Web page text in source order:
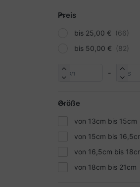
Preis
bis 25,00 €
bis 50,00 €
-
Größe
von 13cm bis 15cm
von 15cm bis
von 16,5cm bis
von 18cm bis 21cm